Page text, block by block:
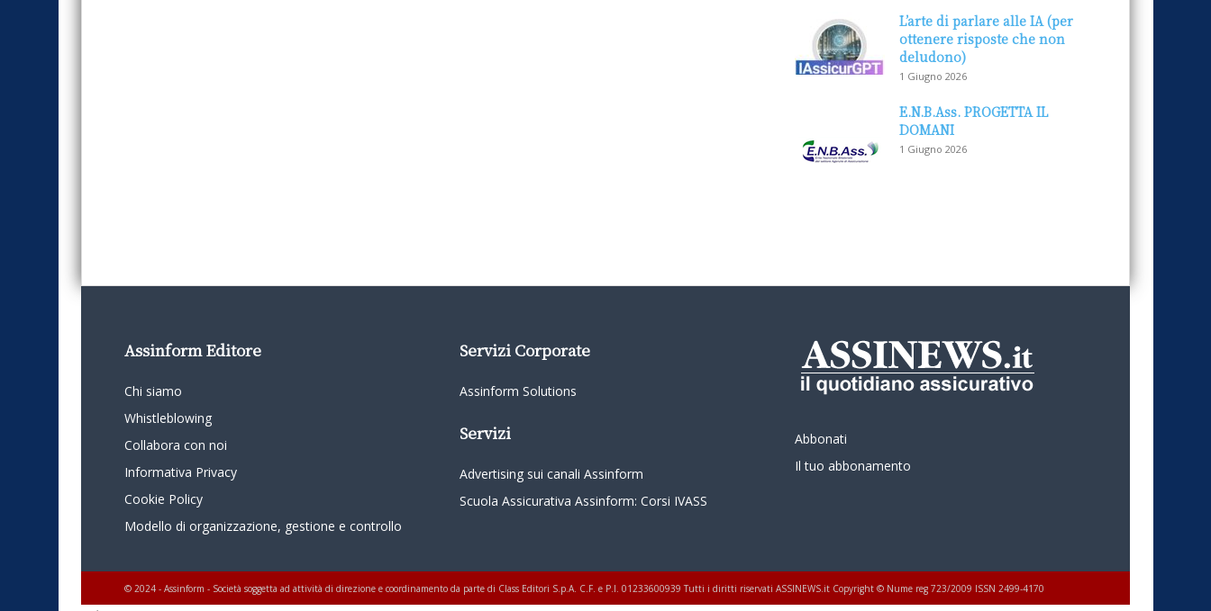
L’arte di parlare alle IA (per
ottenere risposte che non
deludono)
1 Giugno 2026
E.N.B.Ass. PROGETTA IL
DOMANI
1 Giugno 2026
Assinform Editore
Chi siamo
Whistleblowing
Collabora con noi
Informativa Privacy
Cookie Policy
Modello di organizzazione, gestione e controllo
Servizi Corporate
Assinform Solutions
Servizi
Advertising sui canali Assinform
Scuola Assicurativa Assinform: Corsi IVASS
Abbonati
Il tuo abbonamento
© 2024 - Assinform - Società soggetta ad attività di direzione e coordinamento da parte di Class Editori S.p.A. C.F. e P.I. 01233600939 Tutti i diritti riservati ASSINEWS.it Copyright © Nume reg 723/2009 ISSN 2499-4170